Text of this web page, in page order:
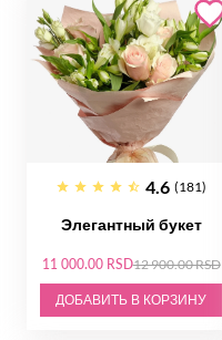
4.6 (181)
Элегантный букет
11 000.00 RSD12 900.00 RSD
ДОБАВИТЬ В КОРЗИНУ